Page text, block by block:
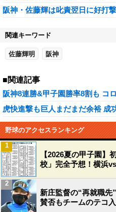
阪神・佐藤輝は叱責翌日に好打
関連キーワード
佐藤輝明 阪神
■関連記事
阪神8連勝&甲子園勝率8割も コ
虎快進撃も巨人まだまだ余裕 成
野球のアクセスランキング
【2026夏の甲子園】
校」完全予想！横浜
1
新庄監督の“再就職先
賛否もチームのテコ
2